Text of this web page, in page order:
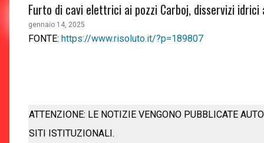
Furto di cavi elettrici ai pozzi Carboj, disservizi
gennaio 14, 2025
FONTE: https://www.risoluto.it/?p=189807
ATTENZIONE: LE NOTIZIE VENGONO PUBBLICATE
SITI ISTITUZIONALI.